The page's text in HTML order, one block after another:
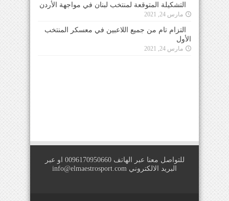
التشكيلة المتوقعة لمنتخب لبنان في مواجهة الأردن
مارس 24, 2021
التزام تام من جميع اللاعبين في معسكر المنتخب
الأول
مارس 24, 2021
للتواصل معنا عبر الهاتف 0096170950660 او عبر
البريد الالكتروني info@elmaestrosport.com